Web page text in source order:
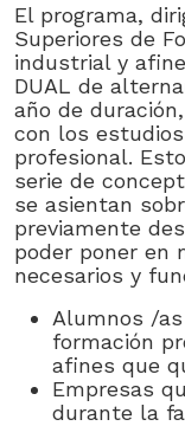
El programa,
Superiores de
industrial y
DUAL de
año de
con los
profesional.
serie de
se asientan
previamente
poder poner en
necesarios y
Alumnos /
formación
afines que
Empresas
durante la